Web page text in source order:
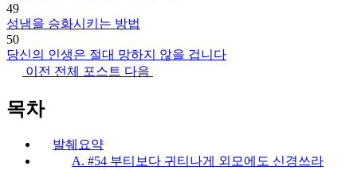
49
성냄을 승화시키는 방법
50
당신의 인생은 절대 망하지 않을 겁니다
이전 전체 포스트 다음
목차
발췌요약
A. #54 부티보다 귀티나게 외모에도 신경쓰라